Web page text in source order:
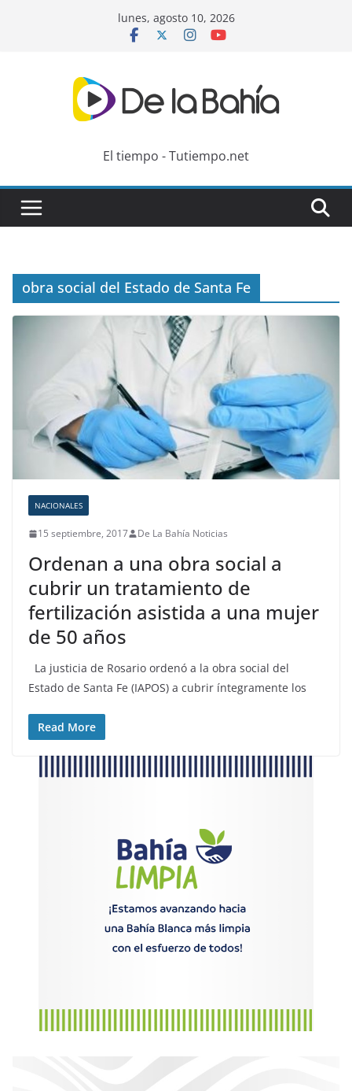
lunes, agosto 10, 2026
El tiempo - Tutiempo.net
obra social del Estado de Santa Fe
NACIONALES
15 septiembre, 2017 De La Bahía Noticias
Ordenan a una obra social a
cubrir un tratamiento de
fertilización asistida a una mujer
de 50 años
La justicia de Rosario ordenó a la obra social del
Estado de Santa Fe (IAPOS) a cubrir íntegramente los
Read More